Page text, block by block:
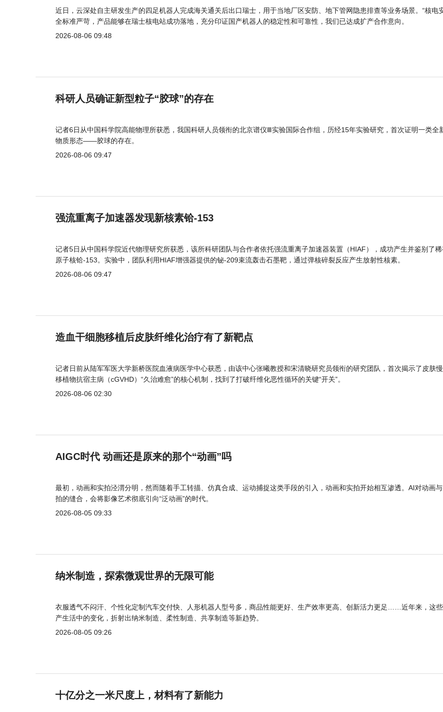
近日，云深处自主研发生产的四足机器人完成海关通关后出口瑞士，用于当地厂区安防、地下管网隐患排查等业务场景。“核电
全标准严苛，产品能够在瑞士核电站成功落地，充分印证国产机器人的稳定性和可靠性，我们已达成扩产合作意向。
2026-08-06 09:48
科研人员确证新型粒子“胶球”的存在
记者6日从中国科学院高能物理所获悉，我国科研人员领衔的北京谱仪Ⅲ实验国际合作组，历经15年实验研究，首次证明一类全
物质形态——胶球的存在。
2026-08-06 09:47
强流重离子加速器发现新核素铪-153
记者5日从中国科学院近代物理研究所获悉，该所科研团队与合作者依托强流重离子加速器装置（HIAF），成功产生并鉴别了
原子核铪-153。实验中，团队利用HIAF增强器提供的铋-209束流轰击石墨靶，通过弹核碎裂反应产生放射性核素。
2026-08-06 09:47
造血干细胞移植后皮肤纤维化治疗有了新靶点
记者日前从陆军军医大学新桥医院血液病医学中心获悉，由该中心张曦教授和宋清晓研究员领衔的研究团队，首次揭示了皮肤
移植物抗宿主病（cGVHD）“久治难愈”的核心机制，找到了打破纤维化恶性循环的关键“开关”。
2026-08-06 02:30
AIGC时代 动画还是原来的那个“动画”吗
最初，动画和实拍泾渭分明，然而随着手工转描、仿真合成、运动捕捉这类手段的引入，动画和实拍开始相互渗透。AI对动画
拍的缝合，会将影像艺术彻底引向“泛动画”的时代。
2026-08-05 09:33
纳米制造，探索微观世界的无限可能
衣服透气不闷汗、个性化定制汽车交付快、人形机器人型号多，商品性能更好、生产效率更高、创新活力更足……近年来，这
产生活中的变化，折射出纳米制造、柔性制造、共享制造等新趋势。
2026-08-05 09:26
十亿分之一米尺度上，材料有了新能力